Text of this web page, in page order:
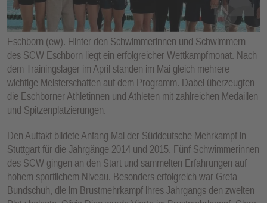
Eschborn (ew). Hinter den Schwimmerinnen und Schwimmern
des SCW Eschborn liegt ein erfolgreicher Wettkampfmonat. Nach
dem Trainingslager im April standen im Mai gleich mehrere
wichtige Meisterschaften auf dem Programm. Dabei überzeugten
die Eschborner Athletinnen und Athleten mit zahlreichen Medaillen
und Spitzenplatzierungen.
Den Auftakt bildete Anfang Mai der Süddeutsche Mehrkampf in
Stuttgart für die Jahrgänge 2014 und 2015. Fünf Schwimmerinnen
des SCW gingen an den Start und sammelten Erfahrungen auf
hohem sportlichem Niveau. Besonders erfolgreich war Greta
Bundschuh, die im Brustmehrkampf ihres Jahrgangs den zweiten